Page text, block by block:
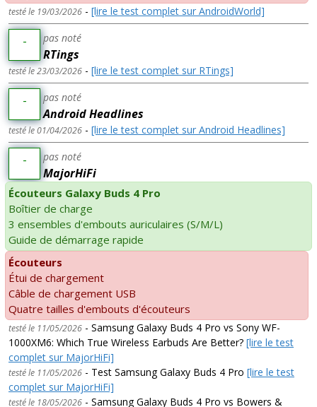
testé le 19/03/2026 - [lire le test complet sur AndroidWorld]
- pas noté
RTings
testé le 23/03/2026 - [lire le test complet sur RTings]
- pas noté
Android Headlines
testé le 01/04/2026 - [lire le test complet sur Android Headlines]
- pas noté
MajorHiFi
Écouteurs Galaxy Buds 4 Pro
Boîtier de charge
3 ensembles d'embouts auriculaires (S/M/L)
Guide de démarrage rapide
Écouteurs
Étui de chargement
Câble de chargement USB
Quatre tailles d'embouts d'écouteurs
testé le 11/05/2026 - Samsung Galaxy Buds 4 Pro vs Sony WF-
1000XM6: Which True Wireless Earbuds Are Better? [lire le test
complet sur MajorHiFi]
testé le 11/05/2026 - Test Samsung Galaxy Buds 4 Pro [lire le test
complet sur MajorHiFi]
testé le 18/05/2026 - Samsung Galaxy Buds 4 Pro vs Bowers &